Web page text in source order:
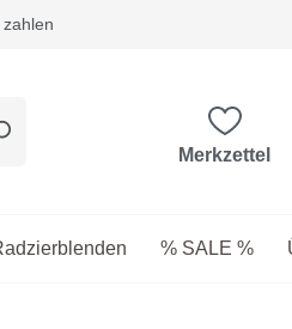
Merkzettel
Dropdown der Kategorie
% SALE %